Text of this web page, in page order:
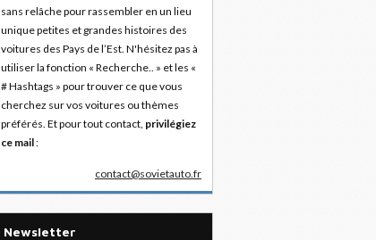
sans relâche pour rassembler en un lieu
unique petites et grandes histoires des
voitures des Pays de l’Est. N'hésitez pas à
utiliser la fonction « Recherche.. » et les «
# Hashtags » pour trouver ce que vous
cherchez sur vos voitures ou thèmes
préférés. Et pour tout contact, privilégiez
ce mail:
contact@sovietauto.fr
Newsletter